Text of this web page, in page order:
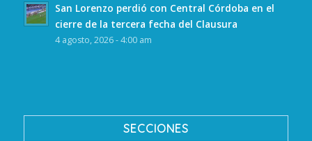
San Lorenzo perdió con Central Córdoba en el
cierre de la tercera fecha del Clausura
4 agosto, 2026 - 4:00 am
SECCIONES